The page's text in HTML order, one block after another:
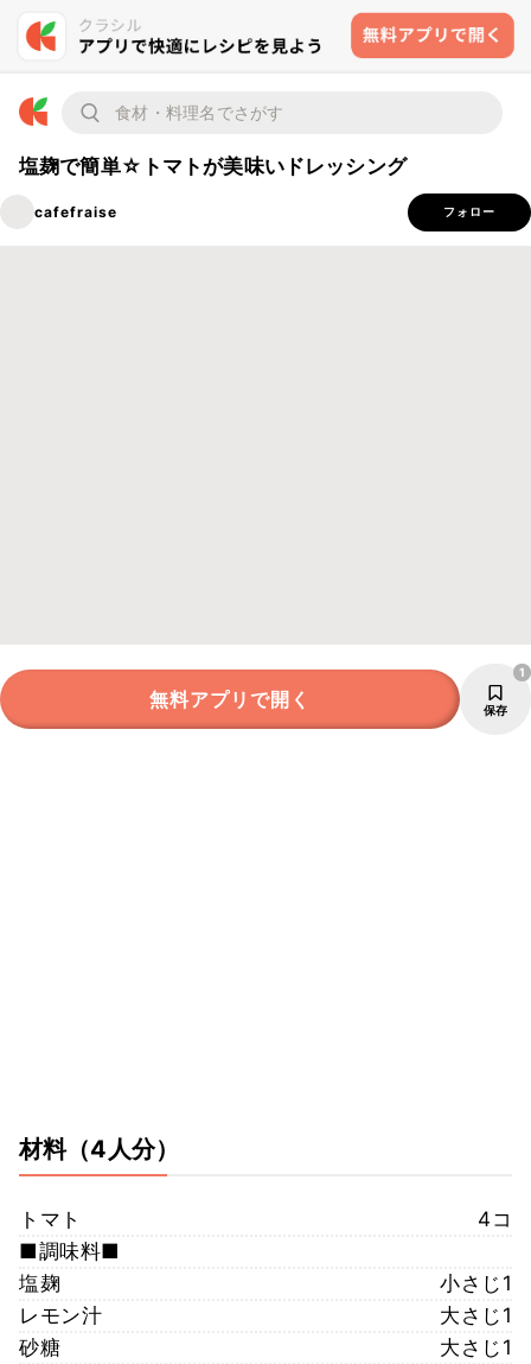
塩麹で簡単☆トマトが美味いドレッシング
cafefraise フォロー
無料アプリで開く 保存
1
材料（4人分）
トマト
4コ
■調味料■
塩麹
小さじ1
レモン汁
大さじ1
砂糖
大さじ1